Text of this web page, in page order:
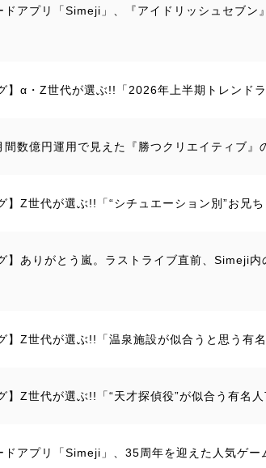
アプリ「Simeji」、『アイドリッシュセブン
】α・Z世代が選ぶ!!「2026年上半期トレンドラ
数億円運用で見えた『勝つクリエイティブ』
】Z世代が選ぶ!!「“シチュエーション別”お兄
】ありがとう嵐。ラストライブ直前、Simeji
】Z世代が選ぶ!!「温泉施設が似合うと思う有
】Z世代が選ぶ!!「“天才探偵役”が似合う有名人
アプリ「Simeji」、35周年を迎えた人気ゲー